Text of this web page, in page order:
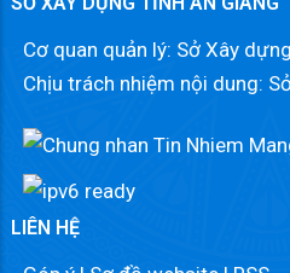
Cơ quan quản lý: Sở Xây
Chịu trách nhiệm nội dung:
LIÊN HỆ